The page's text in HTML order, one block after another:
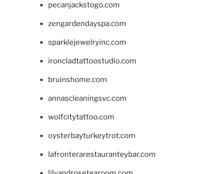
pecanjackstogo.com
zengardendayspa.com
sparklejewelryinc.com
ironcladtattoostudio.com
bruinshome.com
annascleaningsvc.com
wolfcitytattoo.com
oysterbayturkeytrot.com
lafronterarestauranteybar.com